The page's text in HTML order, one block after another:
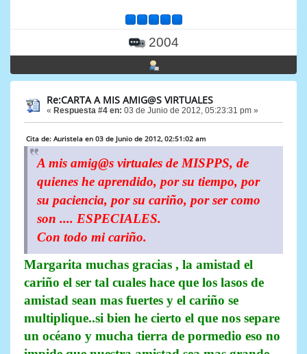
2004
Re:CARTA A MIS AMIG@S VIRTUALES
« Respuesta #4 en: 03 de Junio de 2012, 05:23:31 pm »
Cita de: Auristela en 03 de Junio de 2012, 02:51:02 am
A mis amig@s virtuales de MISPPS, de
quienes he aprendido, por su tiempo, por
su paciencia, por su cariño, por ser como
son .... ESPECIALES.
Con todo mi cariño.
Margarita muchas gracias , la amistad el
cariño el ser tal cuales hace que los lasos de
amistad sean mas fuertes y el cariño se
multiplique..si bien he cierto el que nos separe
un océano y mucha tierra de pormedio eso no